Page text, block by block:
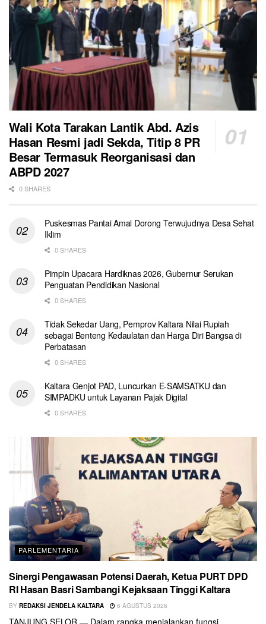
Wali Kota Tarakan Lantik Abd. Azis
Hasan Resmi jadi Sekda, Titip 8 PR
Besar Termasuk Reorganisasi dan
ABPD 2027
0 SHARES
Puskesmas Pantai Amal Dorong Terwujudnya Desa Sehat
Iklim
0 SHARES
Pimpin Upacara Hardiknas 2026, Gubernur Serukan
Penguatan Pendidikan Nasional
0 SHARES
Tidak Sekedar Uang, Pemprov Kaltara Nilai Rupiah
sebagai Benteng Kedaulatan dan Harga Diri Bangsa di
Perbatasan
0 SHARES
Kaltara Genjot PAD, Luncurkan E-SAMSATKU dan
SIMPADKU untuk Layanan Pajak Digital
0 SHARES
PARLEMENTARIA
Sinergi Pengawasan Potensi Daerah, Ketua PURT DPD
RI Hasan Basri Sambangi Kejaksaan Tinggi Kaltara
BY REDAKSI JENDELA KALTARA 6 AGUSTUS 2026
TANJUNG SELOR — Dalam rangka menjalankan fungsi